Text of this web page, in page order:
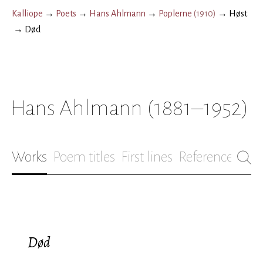
Kalliope → Poets → Hans Ahlmann → Poplerne (1910) → Høst
→ Død
Hans Ahlmann (1881–1952)
Works Poem titles First lines References
Død